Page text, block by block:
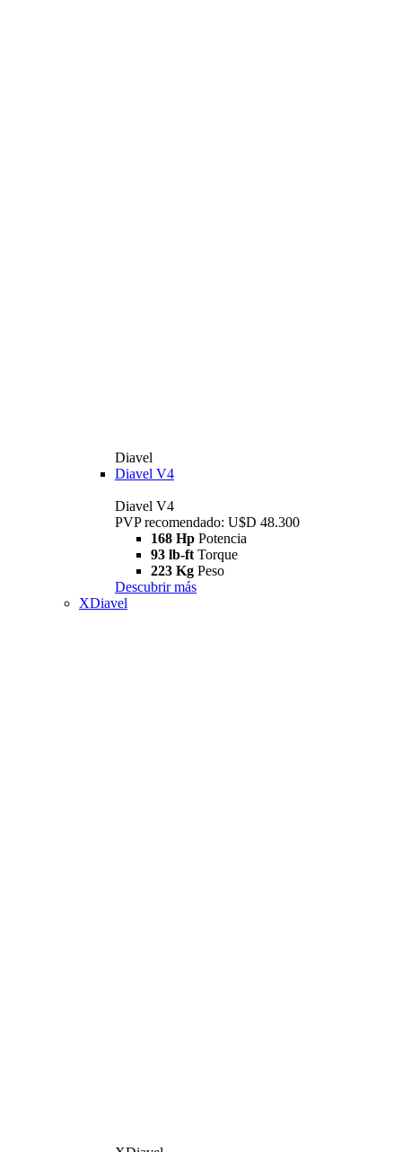
Diavel
Diavel V4
Diavel V4
PVP recomendado: U$D 48.300
168 Hp Potencia
93 lb-ft Torque
223 Kg Peso
Descubrir más
XDiavel